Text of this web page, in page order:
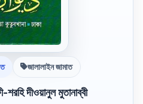
জালালাইন জামাত
শরহি দীওয়ানুল মুতানাব্বী